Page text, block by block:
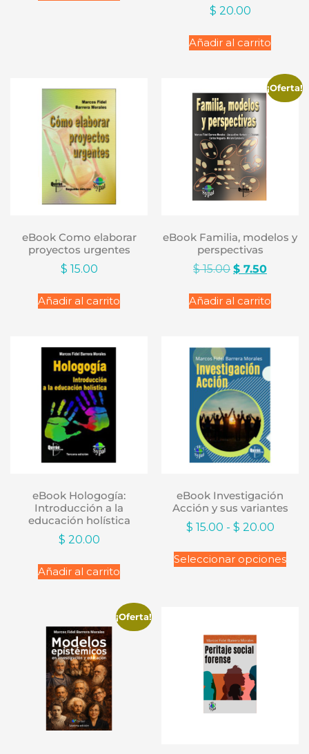
$ 20.00
Añadir al carrito
eBook Como elaborar
proyectos urgentes
$ 15.00
Añadir al carrito
¡Oferta!
eBook Familia, modelos y
perspectivas
$15.00 $ 7.50
Añadir al carrito
eBook Hologogía:
Introducción a la
educación holística
$ 20.00
Añadir al carrito
eBook Investigación
Acción y sus variantes
$ 15.00 - $ 20.00
Seleccionar opciones
¡Oferta!